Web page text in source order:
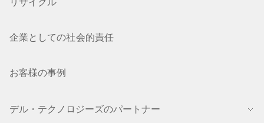
リサイクル
企業としての社会的責任
お客様の事例
デル・テクノロジーズのパートナー